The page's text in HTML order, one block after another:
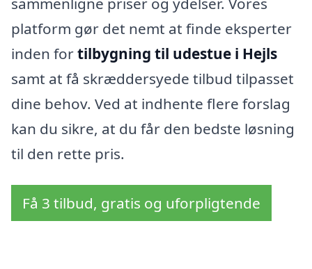
platform gør det nemt at finde eksperter
inden fortilbygning til udestue i Hejls
samt at få skræddersyede tilbud tilpasset
dine behov. Ved at indhente flere forslag
kan du sikre, at du får den bedste løsning
til den rette pris.
Få 3 tilbud, gratis og uforpligtende